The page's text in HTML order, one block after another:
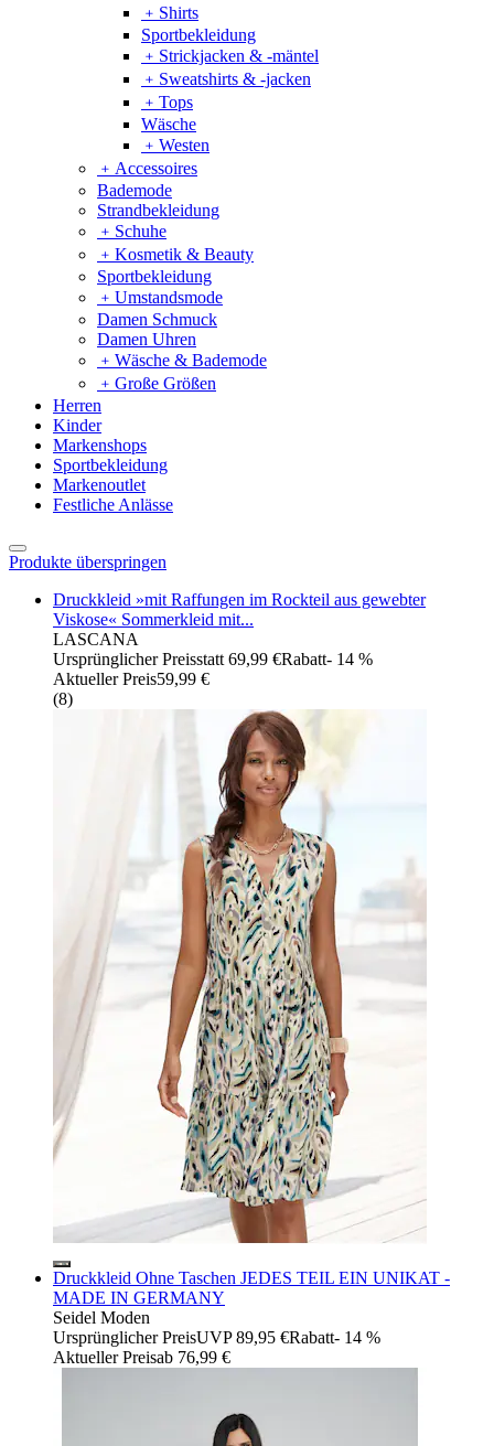
﹢ Shirts
Sportbekleidung
﹢ Strickjacken & -mäntel
﹢ Sweatshirts & -jacken
﹢ Tops
Wäsche
﹢ Westen
﹢ Accessoires
Bademode
Strandbekleidung
﹢ Schuhe
﹢ Kosmetik & Beauty
Sportbekleidung
﹢ Umstandsmode
Damen Schmuck
Damen Uhren
﹢ Wäsche & Bademode
﹢ Große Größen
Herren
Kinder
Markenshops
Sportbekleidung
Markenoutlet
Festliche Anlässe
Produkte überspringen
Druckkleid »mit Raffungen im Rockteil aus gewebter
Viskose« Sommerkleid mit...
LASCANA
Ursprünglicher Preisstatt 69,99 €Rabatt- 14 %
Aktueller Preis59,99 €
(8)
Druckkleid Ohne Taschen JEDES TEIL EIN UNIKAT -
MADE IN GERMANY
Seidel Moden
Ursprünglicher PreisUVP 89,95 €Rabatt- 14 %
Aktueller Preisab 76,99 €